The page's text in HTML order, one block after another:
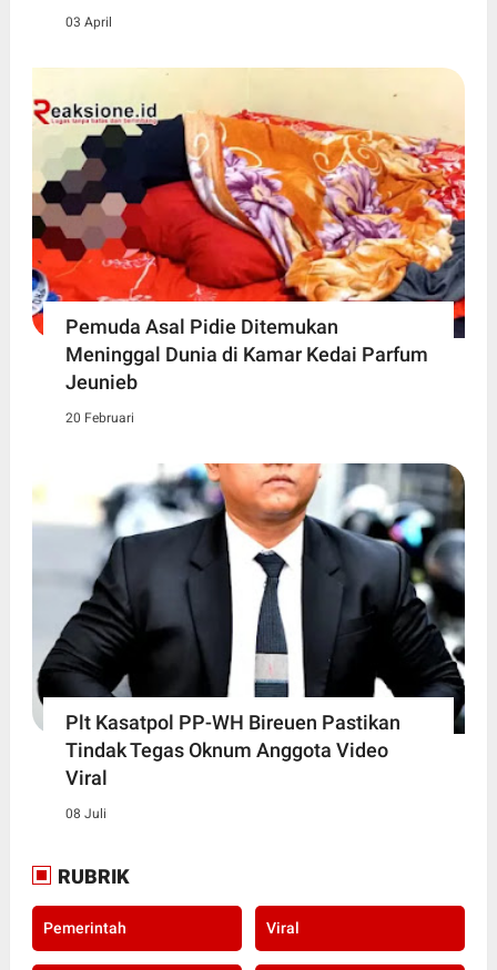
03 April
Pemuda Asal Pidie Ditemukan
Meninggal Dunia di Kamar Kedai Parfum
Jeunieb
20 Februari
Plt Kasatpol PP-WH Bireuen Pastikan
Tindak Tegas Oknum Anggota Video
Viral
08 Juli
RUBRIK
Pemerintah Viral